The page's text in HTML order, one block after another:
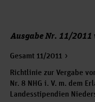
Ausgabe Nr. 11/2011
Gesamt 11/2011
Richtlinie zur Vergabe
Nr. 8 NHG i. V. m. dem
Landesstipendien